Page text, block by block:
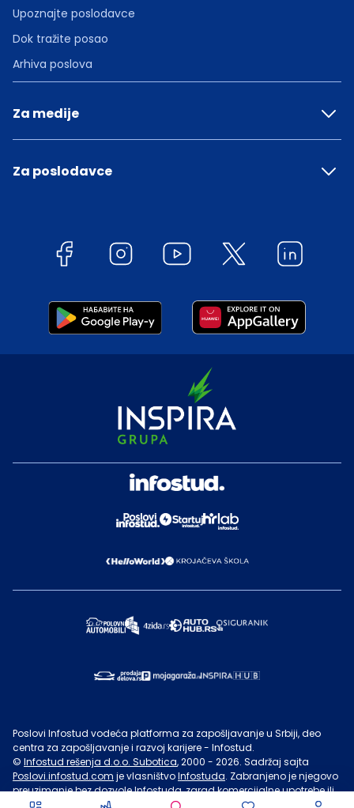
Upoznajte poslodavce
Dok tražite posao
Arhiva poslova
Za medije
Za poslodavce
Poslovi Infostud vodeća platforma za zapošljavanje u Srbiji, deo
centra za zapošljavanje i razvoj karijere - Infostud.
© Infostud rešenja d.o.o. Subotica, 2000 - 2026. Sadržaj sajta
Poslovi.infostud.com je vlasništvoInfostuda. Zabranjeno je njegovo
preuzimanje bez dozvoleInfostuda, zarad komercijalne upotrebe ili
u druge svrhe, osim za lične potrebe posetilaca sajta.